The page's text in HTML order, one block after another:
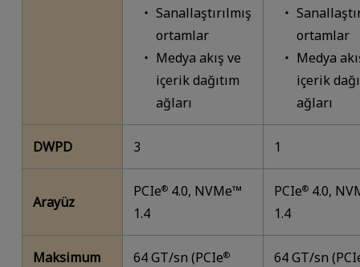
Sanallaştırılmış
ortamlar
Medya akış ve
içerik dağıtım
ağları
ortamlar
Medya
içerik
ağları
DWPD 3 1
Arayüz
PCIe® 4.0, NVMe™
1.4
PCIe® 4.0,
1.4
Maksimum
64 GT/sn (PCIe®
64 GT/sn